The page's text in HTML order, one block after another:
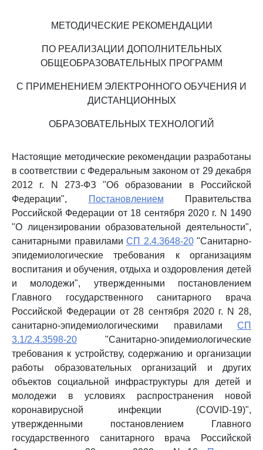
МЕТОДИЧЕСКИЕ РЕКОМЕНДАЦИИ
ПО РЕАЛИЗАЦИИ ДОПОЛНИТЕЛЬНЫХ
ОБЩЕОБРАЗОВАТЕЛЬНЫХ ПРОГРАММ
С ПРИМЕНЕНИЕМ ЭЛЕКТРОННОГО ОБУЧЕНИЯ И
ДИСТАНЦИОННЫХ
ОБРАЗОВАТЕЛЬНЫХ ТЕХНОЛОГИЙ
Настоящие методические рекомендации разработаны
в соответствии с Федеральным законом от 29 декабря
2012 г. N 273-ФЗ "Об образовании в Российской
Федерации",
Постановлением Правительства
Российской Федерации от 18 сентября 2020 г. N 1490
"О лицензировании образовательной деятельности",
санитарными правилами СП 2.4.3648-20"Санитарно-
эпидемиологические требования к организациям
воспитания и обучения, отдыха и оздоровления детей
и молодежи", утвержденными постановлением
Главного государственного санитарного врача
Российской Федерации от 28 сентября 2020 г. N 28,
санитарно-эпидемиологическими правилами СП
3.1/2.4.3598-20 "Санитарно-эпидемиологические
требования к устройству, содержанию и организации
работы образовательных организаций и других
объектов социальной инфраструктуры для детей и
молодежи в условиях распространения новой
коронавирусной инфекции (COVID-19)",
утвержденными постановлением Главного
государственного санитарного врача Российской